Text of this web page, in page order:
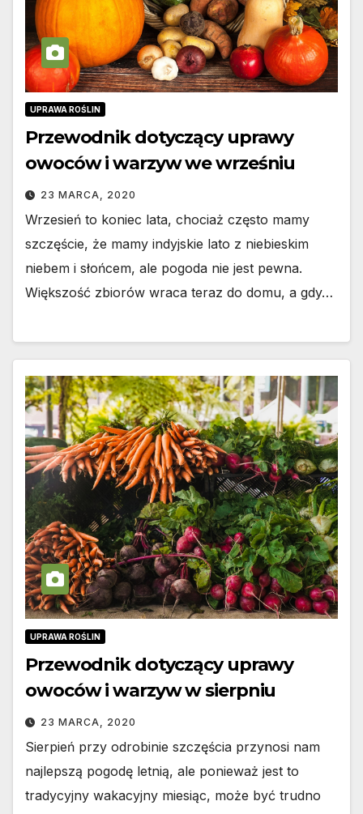
UPRAWA ROŚLIN
Przewodnik dotyczący uprawy
owoców i warzyw we wrześniu
23 MARCA, 2020
Wrzesień to koniec lata, chociaż często mamy
szczęście, że mamy indyjskie lato z niebieskim
niebem i słońcem, ale pogoda nie jest pewna.
Większość zbiorów wraca teraz do domu, a gdy…
UPRAWA ROŚLIN
Przewodnik dotyczący uprawy
owoców i warzyw w sierpniu
23 MARCA, 2020
Sierpień przy odrobinie szczęścia przynosi nam
najlepszą pogodę letnią, ale ponieważ jest to
tradycyjny wakacyjny miesiąc, może być trudno